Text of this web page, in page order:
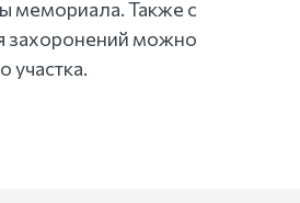
мемориала. Также с
захоронений можно
участка.